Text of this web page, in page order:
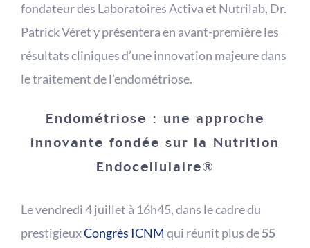
fondateur des Laboratoires Activa et Nutrilab, Dr.
Patrick Véret y présentera en avant-première les
résultats cliniques d’une innovation majeure dans
le traitement de l’endométriose.
Endométriose : une approche
innovante fondée sur la Nutrition
Endocellulaire®
Le vendredi 4 juillet à 16h45, dans le cadre du
prestigieuxCongrès ICNM qui réunit plus de55